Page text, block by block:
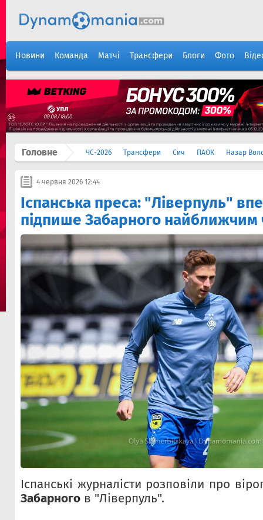
Новини Команда Матчі Трансфери Блоги Фото
Головне ЧС-2026 Трансфери Сич ПАОК Назар
4 червня 2026 12:44
Іспанська преса: "Ліверпуль"
підпише Забарного найближчим
Іспанські журналісти розповіли про
Забарного в "Ліверпуль".